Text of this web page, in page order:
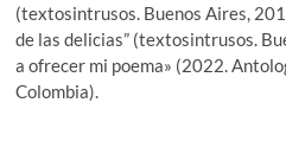
(textosintrusos. Buenos Aires,
de las delicias” (textosintrusos.
a ofrecer mi poema» (2022.
Colombia).